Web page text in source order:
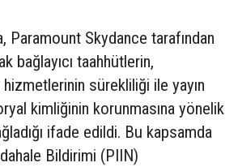
Paramount Skydance tarafından
bağlayıcı taahhütlerin,
hizmetlerinin sürekliliği ile yayın
kimliğinin korunmasına yönelik
ifade edildi. Bu kapsamda
Bildirimi (PIIN)